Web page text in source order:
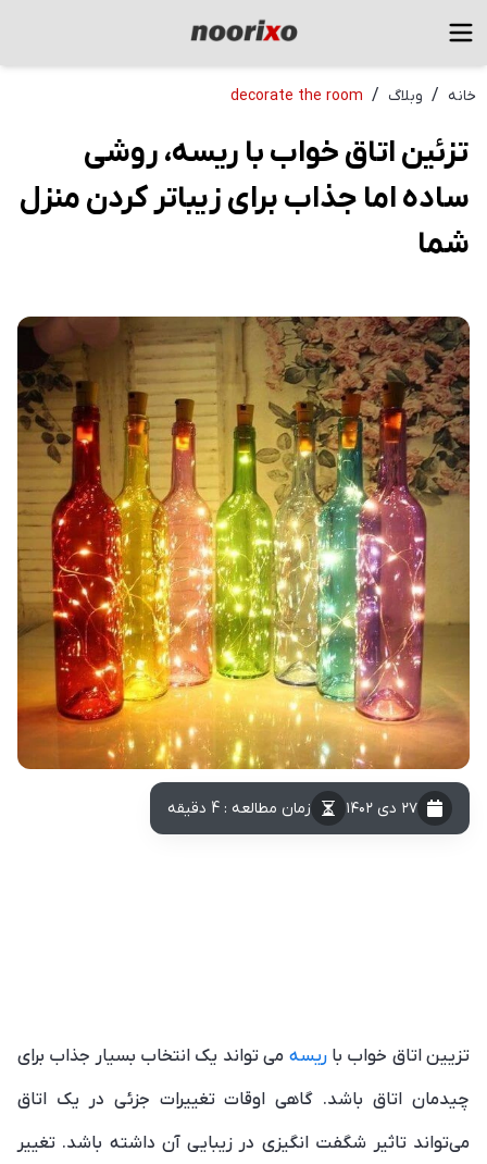
خانه / وبلاگ /
decorate the room
تزئین اتاق خواب با ریسه، روشی
ساده اما جذاب برای زیباتر کردن منزل
شما
۲۷ دی ۱۴۰۲ زمان مطالعه : 4 دقیقه
تزیین اتاق خواب باریسه می تواند یک انتخاب بسیار جذاب برای
چیدمان اتاق باشد. گاهی اوقات تغییرات جزئی در یک اتاق
می‌تواند تاثیر شگفت انگیزی در زیبایی آن داشته باشد. تغییر